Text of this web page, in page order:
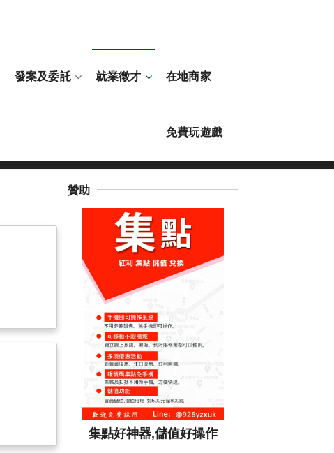
發案及委託 就業徵才 在地商家
免費玩遊戲
就業輔導站 臺南市
贊助
集點好神器,儲值好操作